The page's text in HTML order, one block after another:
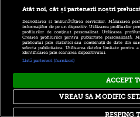
piete financiare din
Europa, pe fondul
temerilor privind
economic al Rusiei
20 noiembrie 2014
Atât noi, cât și partenerii noștri
Dezvoltarea și îmbunătățirea serviciilor. Măsurarea
informațiilor de pe un dispozitiv. Utilizarea profilurilor
profilurilor de conținut personalizat. Utilizarea
Crearea profilurilor pentru publicitate personalizată.
publicului prin statistici sau combinații de date din
selecta publicitatea. Utilizarea datelor limitate pentru
identificarea prin scanarea dispozitivului.
Listă parteneri (furnizori)
ACCEPT
RESPING
VREAU SA MODIFIC